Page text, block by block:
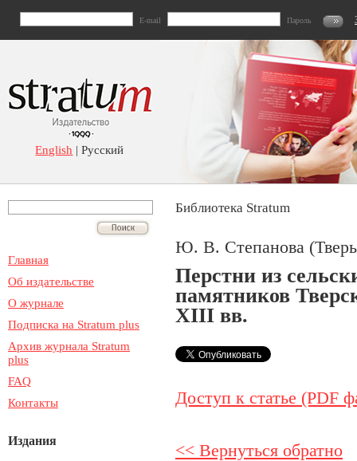
E-mail Пароль
English | Русский
Главная
Об издательстве
О журнале
Подписка на Stratum plus
Архив журнала Stratum
plus
FAQ
Контакты
Издания
Библиотека Stratum
Ю. В. Степанова
Перстни из
памятников
XIII вв.
Доступ к статье (PDF
<< Вернуться обратно